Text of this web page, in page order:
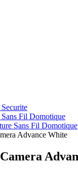
Fil Domotique
Sans Fil Domotique
Advance White